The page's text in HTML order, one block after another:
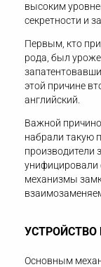
высоким
секретности и
Первым, кто
рода, был
этой причине
английский.
Важной
набрали такую
унифицировали
механизмы
Основным